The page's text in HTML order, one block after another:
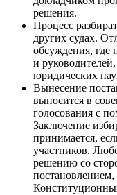
решения.
Процесс
других судах.
обсуждения, где
и
юридических
Вынесение
выносится в
голосования с
Заключение
принимается,
участников.
решению со
постановлением,